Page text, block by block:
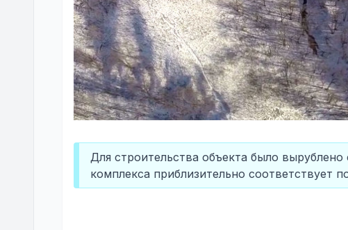
Для строительства объекта было
комплекса приблизительно соответствует